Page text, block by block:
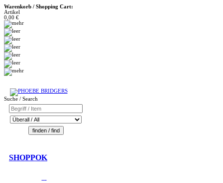
Warenkorb / Shopping Cart:
Artikel
0,00 €
Suche / Search
SHOPPOK